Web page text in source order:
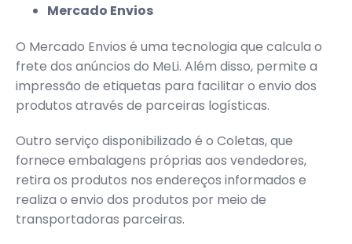
Mercado Envios
O Mercado Envios é uma tecnologia que calcula o
frete dos anúncios do MeLi. Além disso, permite a
impressão de etiquetas para facilitar o envio dos
produtos através de parceiras logísticas.
Outro serviço disponibilizado é o Coletas, que
fornece embalagens próprias aos vendedores,
retira os produtos nos endereços informados e
realiza o envio dos produtos por meio de
transportadoras parceiras.